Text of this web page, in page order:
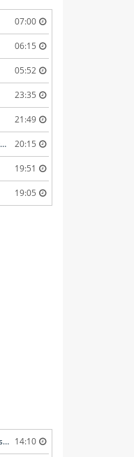
07:00
06:15
05:52
23:35
21:49
Kraai vast met poot in boom, brandweer schiet te hulp 20:15
19:51
19:05
Medewerkers voorkomen erger als accu plots in brand vliegt in Amersfoort 14:10